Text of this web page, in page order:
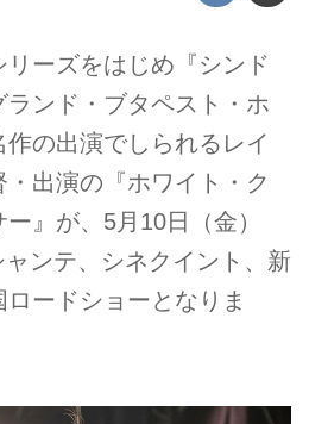
ーズをはじめ『シンド
ンド・ブタペスト・ホ
の出演でしられるレイ
出演の『ホワイト・ク
』が、5月10日（金）
ンテ、シネクイント、新
ードショーとなりま